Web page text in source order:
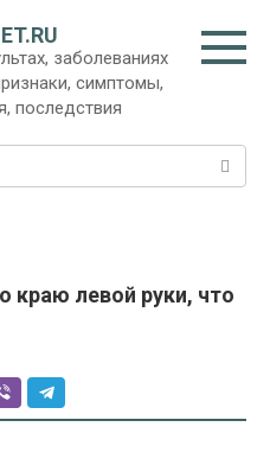
заболеваниях
симптомы,
последствия
краю левой руки, что